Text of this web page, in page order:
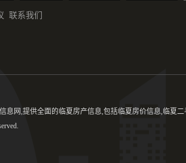
联系我们
息网,提供全面的临夏房产信息,包括临夏房价信息,临夏